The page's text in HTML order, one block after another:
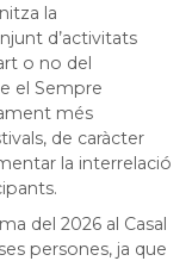
la
d’activitats
o no del
el Sempre
més
de caràcter
la interrelació
del 2026 al Casal
persones, ja que